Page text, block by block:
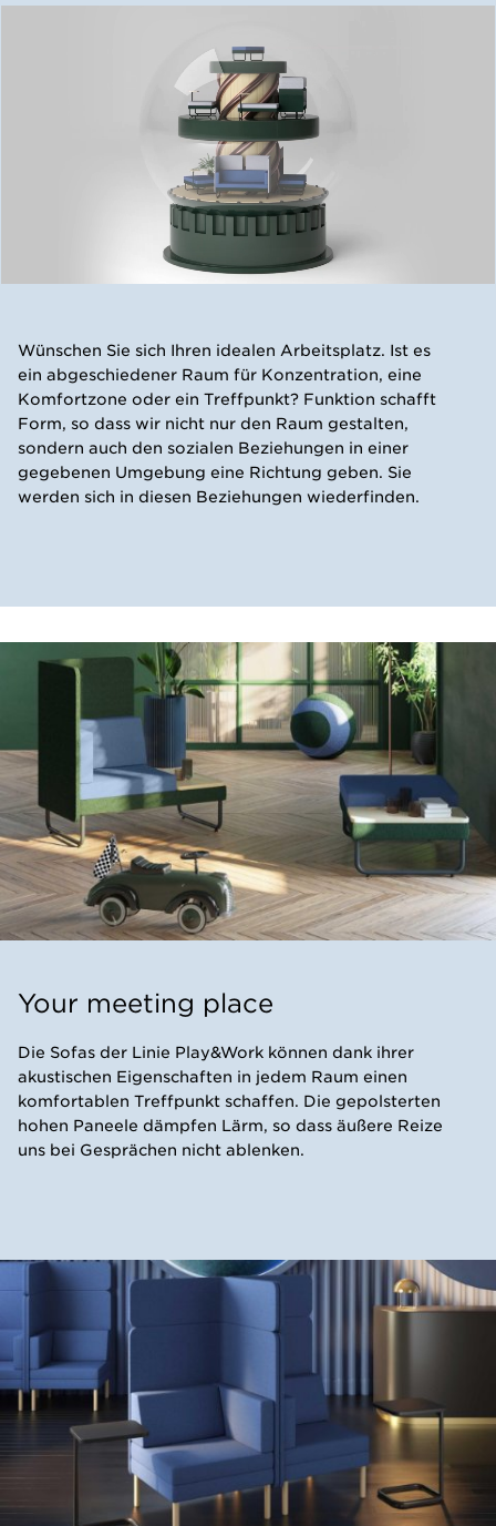
​Wünschen Sie sich Ihren idealen Arbeitsplatz. Ist es
ein abgeschiedener Raum für Konzentration, eine
Komfortzone oder ein Treffpunkt? Funktion schafft
Form, so dass wir nicht nur den Raum gestalten,
sondern auch den sozialen Beziehungen in einer
gegebenen Umgebung eine Richtung geben. Sie
werden sich in diesen Beziehungen wiederfinden.
Your meeting place
Die Sofas der Linie Play&Work können dank ihrer
akustischen Eigenschaften in jedem Raum einen
komfortablen Treffpunkt schaffen. Die gepolsterten
hohen Paneele dämpfen Lärm, so dass äußere Reize
uns bei Gesprächen nicht ablenken.